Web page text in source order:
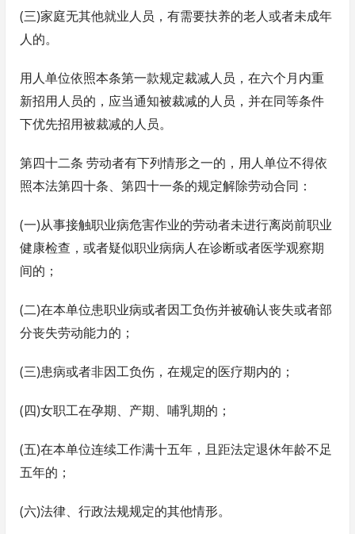
(三)家庭无其他就业人员，有需要扶养的老人或者未成年
人的。
用人单位依照本条第一款规定裁减人员，在六个月内重
新招用人员的，应当通知被裁减的人员，并在同等条件
下优先招用被裁减的人员。
第四十二条 劳动者有下列情形之一的，用人单位不得依
照本法第四十条、第四十一条的规定解除劳动合同：
(一)从事接触职业病危害作业的劳动者未进行离岗前职业
健康检查，或者疑似职业病病人在诊断或者医学观察期
间的；
(二)在本单位患职业病或者因工负伤并被确认丧失或者部
分丧失劳动能力的；
(三)患病或者非因工负伤，在规定的医疗期内的；
(四)女职工在孕期、产期、哺乳期的；
(五)在本单位连续工作满十五年，且距法定退休年龄不足
五年的；
(六)法律、行政法规规定的其他情形。